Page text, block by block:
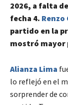
2026, a falta
fecha 4. Renzo
partido en la
mostró mayor
Alianza Lima
lo reflejó en el
sorprender de